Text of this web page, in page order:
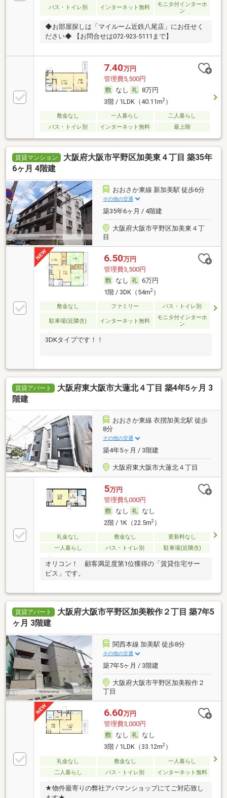
バス・トイレ別 インターネット無料
モニタ付インターホ
ン
◆お部屋探しは「マイルーム近鉄八尾店」にお任せく
ださい◆ 【お問合せは072-923-5111まで】
7.40万円
管理費5,500円
なし
8万円
3階 / 1LDK（40.11m2）
敷金なし 一人暮らし
二人暮らし
バス・トイレ別
インターネット無料 最上階
賃貸マンション
大阪府大阪市平野区加美東４丁目 築35年
6ヶ月 4階建
おおさか東線 新加美駅 徒歩6分
その他の交通
築35年6ヶ月 / 4階建
大阪府大阪市平野区加美東４丁
目
6.50万円
管理費3,500円
なし
6万円
1階 / 3DK（54m2）
敷金なし ファミリー バス・トイレ別
駐車場(近隣含) インターネット無料
モニタ付インターホ
ン
3DKタイプです！！
賃貸アパート
大阪府東大阪市大蓮北４丁目 築4年5ヶ月 3
階建
おおさか東線 衣摺加美北駅 徒歩
8分
その他の交通
築4年5ヶ月 / 3階建
大阪府東大阪市大蓮北４丁目
5万円
管理費5,000円
なし
なし
2階 / 1K（22.5m2）
礼金なし 敷金なし
更新料なし
一人暮らし
バス・トイレ別 駐車場(近隣含)
オリコン！ 顧客満足度第1位獲得の「賃貸住宅サー
ビス」です。
賃貸アパート
大阪府大阪市平野区加美鞍作２丁目 築7年5
ヶ月 3階建
関西本線 加美駅 徒歩8分
その他の交通
築7年5ヶ月 / 3階建
大阪府大阪市平野区加美鞍作２
丁目
6.60万円
管理費3,000円
なし
なし
3階 / 1LDK（33.12m2）
礼金なし 敷金なし
一人暮らし
二人暮らし
バス・トイレ別 インターネット無料
★物件最寄りの弊社アパマンショップにてご対応致し